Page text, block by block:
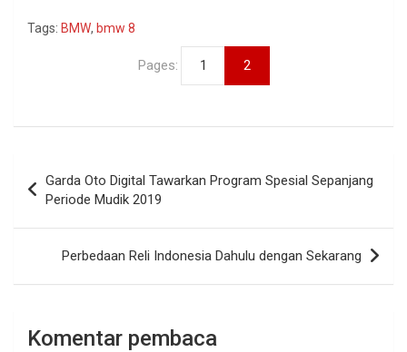
Tags: BMW, bmw 8
Pages: 1 2
pos
Garda Oto Digital Tawarkan Program Spesial Sepanjang
Periode Mudik 2019
Perbedaan Reli Indonesia Dahulu dengan Sekarang
Komentar pembaca